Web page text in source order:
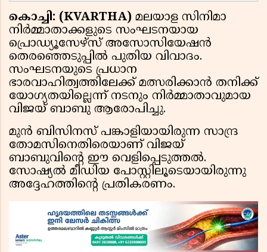
കൊച്ചി: (KVARTHA) മലയാള സിനിമാ
നിർമ്മാതാക്കളുടെ സംഘടനയായ
പ്രൊഡ്യൂസേഴ്സ് അസോസിയേഷൻ
തെരഞ്ഞെടുപ്പിൽ പുതിയ വിവാദം.
സംഘടനയുടെ പ്രധാന
ഭാരവാഹിത്വത്തിലേക്ക് മത്സരിക്കാൻ തനിക്ക്
യോഗ്യതയില്ലെന്ന് നടനും നിർമ്മാതാവുമായ
വിജയ് ബാബു ആരോപിച്ചു.
മുൻ ബിസിനസ് പങ്കാളിയായിരുന്ന സാന്ദ്ര
തോമസിനെതിരെയാണ് വിജയ്
ബാബുവിന്റെ ഈ വെളിപ്പെടുത്തൽ.
സോഷ്യൽ മീഡിയ പോസ്റ്റിലൂടെയായിരുന്നു
അദ്ദേഹത്തിന്റെ പ്രതികരണം.